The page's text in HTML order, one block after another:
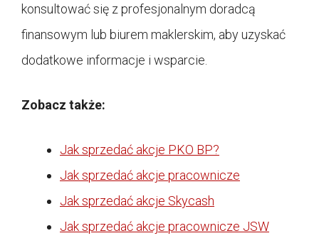
konsultować się z profesjonalnym doradcą
finansowym lub biurem maklerskim, aby uzyskać
dodatkowe informacje i wsparcie.
Zobacz także:
Jak sprzedać akcje PKO BP?
Jak sprzedać akcje pracownicze
Jak sprzedać akcje Skycash
Jak sprzedać akcje pracownicze JSW